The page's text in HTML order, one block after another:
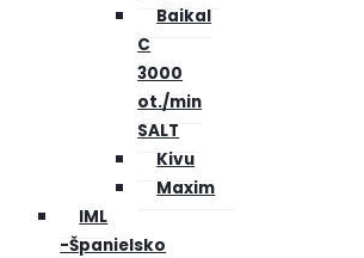
Baikal
C
3000
ot./min
SALT
Kivu
Maxim
IML
-Španielsko